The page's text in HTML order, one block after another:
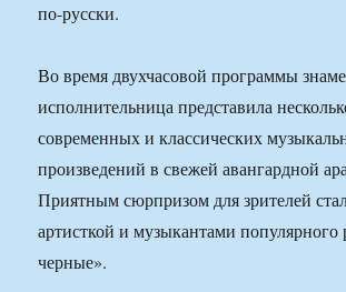
по-русски.
Во время двухчасовой программы
исполнительница представила
современных и классических
произведений в свежей авангардной
Приятным сюрпризом для зрителей
артисткой и музыкантами
черные».